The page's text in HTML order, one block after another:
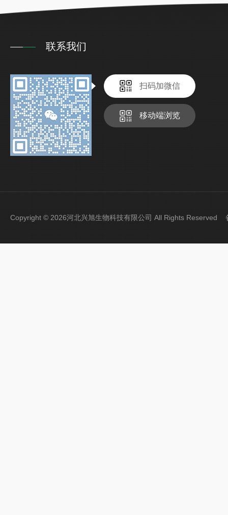
联系我们
扫码加微信
移动端浏览
Copyright © 2026河北兴旭生物科技有限公司 All Rights Reserved